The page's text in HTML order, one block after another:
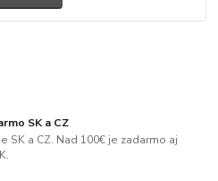
SK a CZ
SK a CZ. Nad 100€ je zadarmo aj